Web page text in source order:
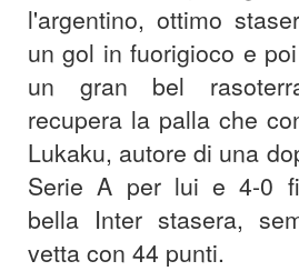
l'argentino, ottimo
un gol in fuorigioco e
un gran bel
recupera la palla che
Lukaku, autore di una
Serie A per lui e 4-0
bella Inter stasera,
vetta con 44 punti.